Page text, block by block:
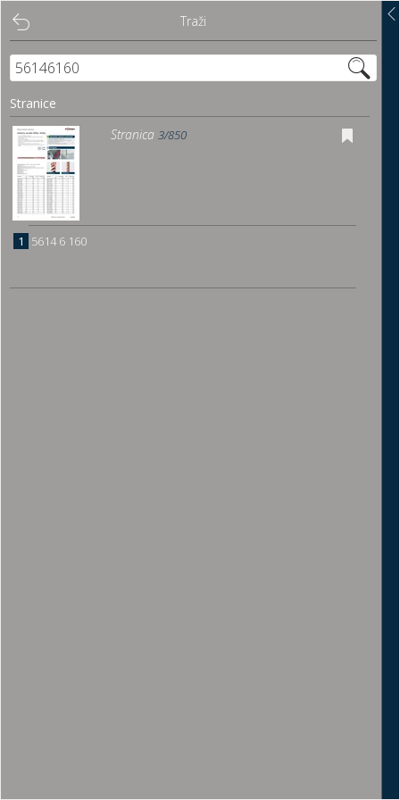
Traži
Sadržaj
Pregled
Istakni poveznice
Preuzmi
Traži
Stranice
Stranica 3/850
1 5614 6 160